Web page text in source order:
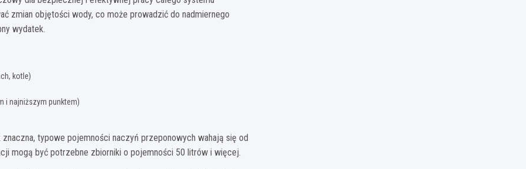
zmian objętości wody, co może prowadzić do nadmiernego
wydatek.
kotle)
i najniższym punktem)
typowe pojemności naczyń przeponowych wahają się od
mogą być potrzebne zbiorniki o pojemności 50 litrów i więcej.